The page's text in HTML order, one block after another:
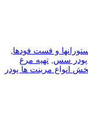
و فست فودها
پودر سس تهیه مرغ
انواع مرینت ها پودر